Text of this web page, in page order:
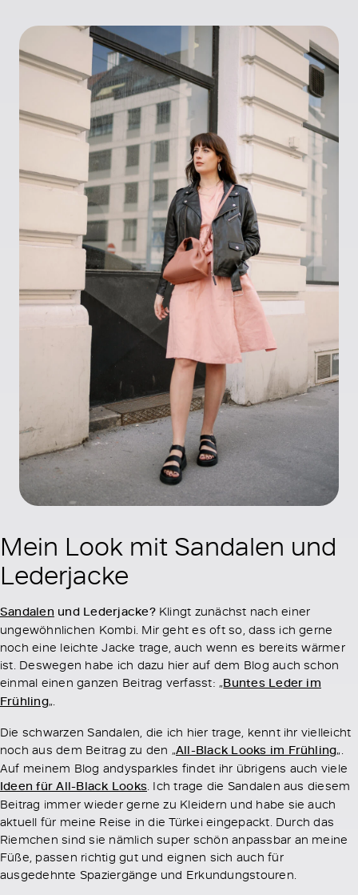
Mein Look mit Sandalen und
Lederjacke
Sandalen und Lederjacke?Klingt zunächst nach einer
ungewöhnlichen Kombi. Mir geht es oft so, dass ich gerne
noch eine leichte Jacke trage, auch wenn es bereits wärmer
ist. Deswegen habe ich dazu hier auf dem Blog auch schon
einmal einen ganzen Beitrag verfasst: „Buntes Leder im
Frühling„.
Die schwarzen Sandalen, die ich hier trage, kennt ihr vielleicht
noch aus dem Beitrag zu den „All-Black Looks im Frühling„.
Auf meinem Blog andysparkles findet ihr übrigens auch viele
Ideen für All-Black Looks . Ich trage die Sandalen aus diesem
Beitrag immer wieder gerne zu Kleidern und habe sie auch
aktuell für meine Reise in die Türkei eingepackt. Durch das
Riemchen sind sie nämlich super schön anpassbar an meine
Füße, passen richtig gut und eignen sich auch für
ausgedehnte Spaziergänge und Erkundungstouren.